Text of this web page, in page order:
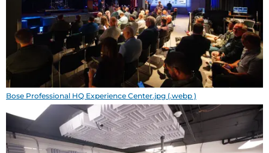
Bose Professional HQ Experience Center.jpg (.webp )